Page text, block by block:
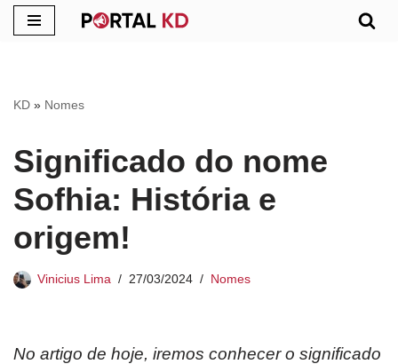
conteúdo
KD » Nomes
Significado do nome
Sofhia: História e
origem!
Vinicius Lima 27/03/2024 Nomes
No artigo de hoje, iremos conhecer o significado